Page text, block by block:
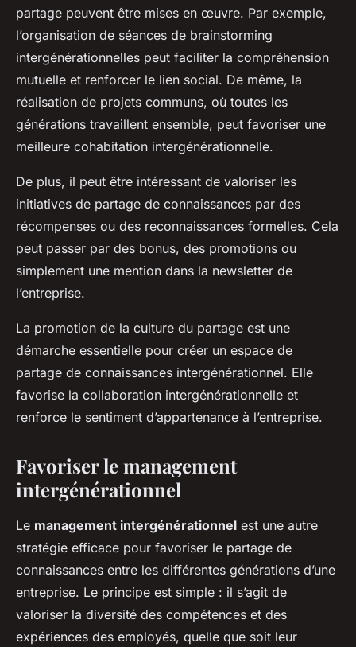
partage peuvent être mises en œuvre. Par exemple,
l’organisation de séances de brainstorming
intergénérationnelles peut faciliter la compréhension
mutuelle et renforcer le lien social. De même, la
réalisation de projets communs, où toutes les
générations travaillent ensemble, peut favoriser une
meilleure cohabitation intergénérationnelle.
De plus, il peut être intéressant de valoriser les
initiatives de partage de connaissances par des
récompenses ou des reconnaissances formelles. Cela
peut passer par des bonus, des promotions ou
simplement une mention dans la newsletter de
l’entreprise.
La promotion de la culture du partage est une
démarche essentielle pour créer un espace de
partage de connaissances intergénérationnel. Elle
favorise la collaboration intergénérationnelle et
renforce le sentiment d’appartenance à l’entreprise.
Favoriser le management
intergénérationnel
Le management intergénérationnel est une autre
stratégie efficace pour favoriser le partage de
connaissances entre les différentes générations d’une
entreprise. Le principe est simple : il s’agit de
valoriser la diversité des compétences et des
expériences des employés, quelle que soit leur